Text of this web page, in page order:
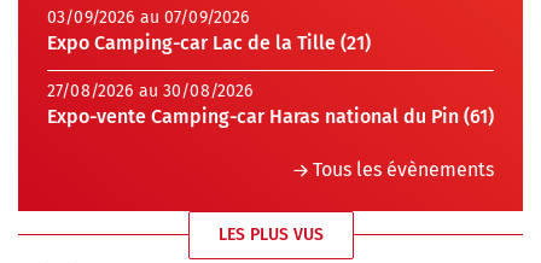
03/09/2026 au 07/09/2026
Expo Camping-car Lac de la Tille (21)
27/08/2026 au 30/08/2026
Expo-vente Camping-car Haras national du Pin (61)
Tous les évènements
LES PLUS VUS